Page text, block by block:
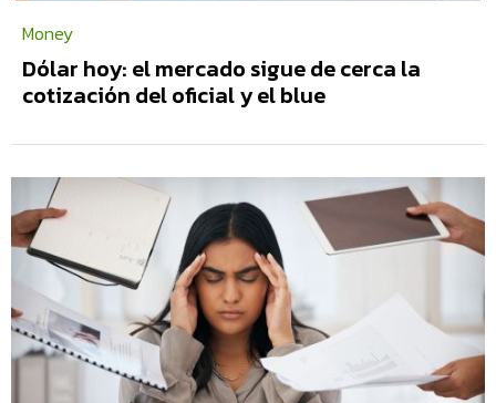
Money
Dólar hoy: el mercado sigue de cerca la
cotización del oficial y el blue